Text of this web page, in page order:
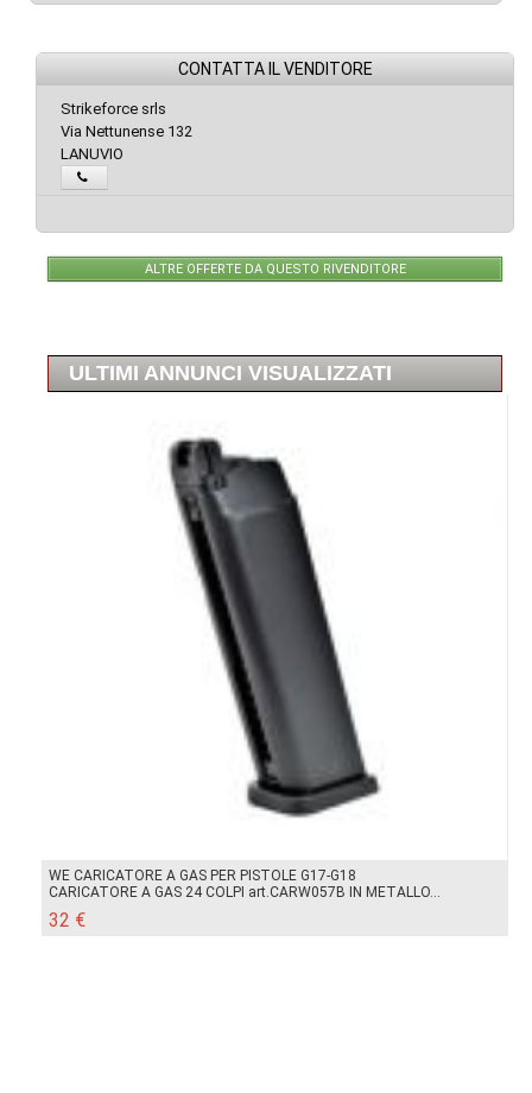
CONTATTA IL VENDITORE
Strikeforce srls
Via Nettunense 132
LANUVIO
ALTRE OFFERTE DA QUESTO RIVENDITORE
ULTIMI ANNUNCI VISUALIZZATI
WE CARICATORE A GAS PER PISTOLE G17-G18
CARICATORE A GAS 24 COLPI art.CARW057B IN METALLO...
32 €